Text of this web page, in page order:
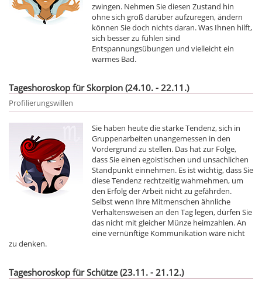
zwingen. Nehmen Sie diesen Zustand hin
ohne sich groß darüber aufzuregen, ändern
können Sie doch nichts daran. Was Ihnen hilft,
sich besser zu fühlen sind
Entspannungsübungen und vielleicht ein
warmes Bad.
Tageshoroskop für Skorpion (24.10. - 22.11.)
Profilierungswillen
Sie haben heute die starke Tendenz, sich in
Gruppenarbeiten unangemessen in den
Vordergrund zu stellen. Das hat zur Folge,
dass Sie einen egoistischen und unsachlichen
Standpunkt einnehmen. Es ist wichtig, dass Sie
diese Tendenz rechtzeitig wahrnehmen, um
den Erfolg der Arbeit nicht zu gefährden.
Selbst wenn Ihre Mitmenschen ähnliche
Verhaltensweisen an den Tag legen, dürfen Sie
das nicht mit gleicher Münze heimzahlen. An
eine vernünftige Kommunikation wäre nicht
zu denken.
Tageshoroskop für Schütze (23.11. - 21.12.)